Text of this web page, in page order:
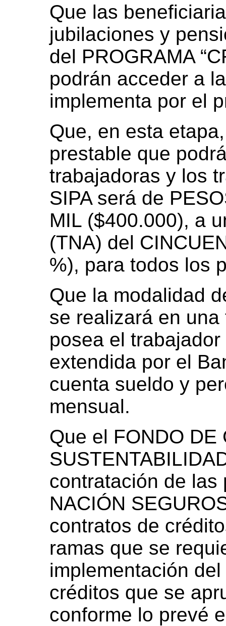
Que las
jubilaciones y
del PROGRAMA
podrán acceder a
implementa por el
Que, en esta
prestable que
trabajadoras y los
SIPA será de
MIL ($400.000), a
(TNA) del
%), para todos los
Que la modalidad
se realizará en
posea el
extendida por el
cuenta sueldo y
mensual.
Que el FONDO DE
contratación de las
NACIÓN
contratos de
ramas que se
implementación
créditos que se
conforme lo prevé